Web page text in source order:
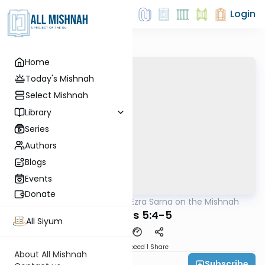
Home
Today's Mishnah
Select Mishnah
Library
Series
Authors
Blogs
Events
Donate
All Siyum
About All Mishnah
Login
Rabbi Ezra Sarna on the Mishnah
Kesuvos 5:4-5
Speed 1 Share